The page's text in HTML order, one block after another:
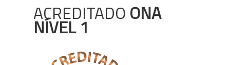
ACREDITADO ONA
NÍVEL 1